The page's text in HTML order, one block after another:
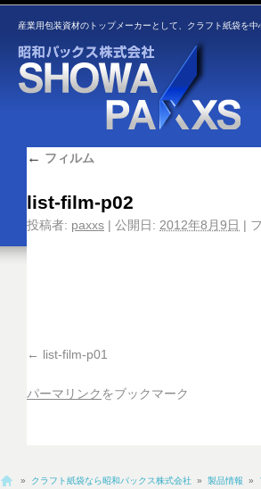
産業用包装資材のトップメーカーとして、クラフト紙袋を中
← フィルム
list-film-p02
投稿者: paxxs | 公開日: 2012年8月9日 |
list-film-p01
パーマリンク をブックマーク
» クラフト紙袋なら昭和パックス株式会社 » 製品情報 »